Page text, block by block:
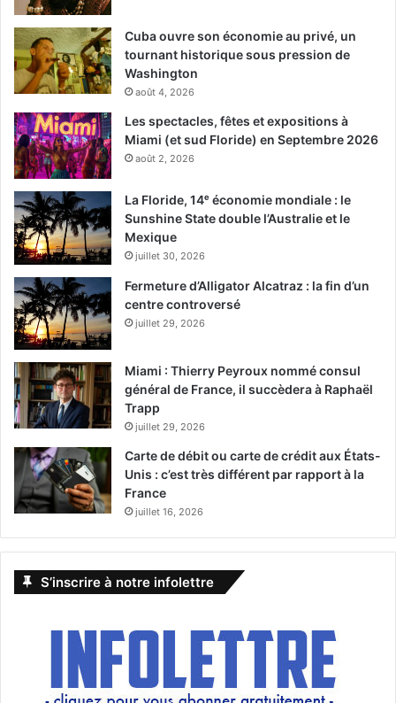
Cuba ouvre son économie au privé, un
tournant historique sous pression de
Washington
août 4, 2026
Les spectacles, fêtes et expositions à
Miami (et sud Floride) en Septembre 2026
août 2, 2026
La Floride, 14ᵉ économie mondiale : le
Sunshine State double l’Australie et le
Mexique
juillet 30, 2026
Fermeture d’Alligator Alcatraz : la fin d’un
centre controversé
juillet 29, 2026
Miami : Thierry Peyroux nommé consul
général de France, il succèdera à Raphaël
Trapp
juillet 29, 2026
Carte de débit ou carte de crédit aux États-
Unis : c’est très différent par rapport à la
France
juillet 16, 2026
S’inscrire à notre infolettre